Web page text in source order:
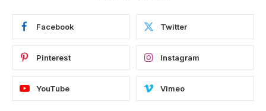
Facebook Twitter
Pinterest Instagram
YouTube Vimeo